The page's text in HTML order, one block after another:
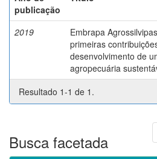
publicação
2019
Embrapa
primeiras
desenvolvimento de
agropecuária
Resultado 1-1 de 1.
Busca facetada